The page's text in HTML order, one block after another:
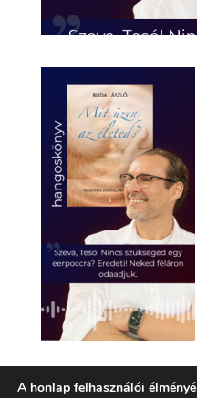
A honlap felhasználói